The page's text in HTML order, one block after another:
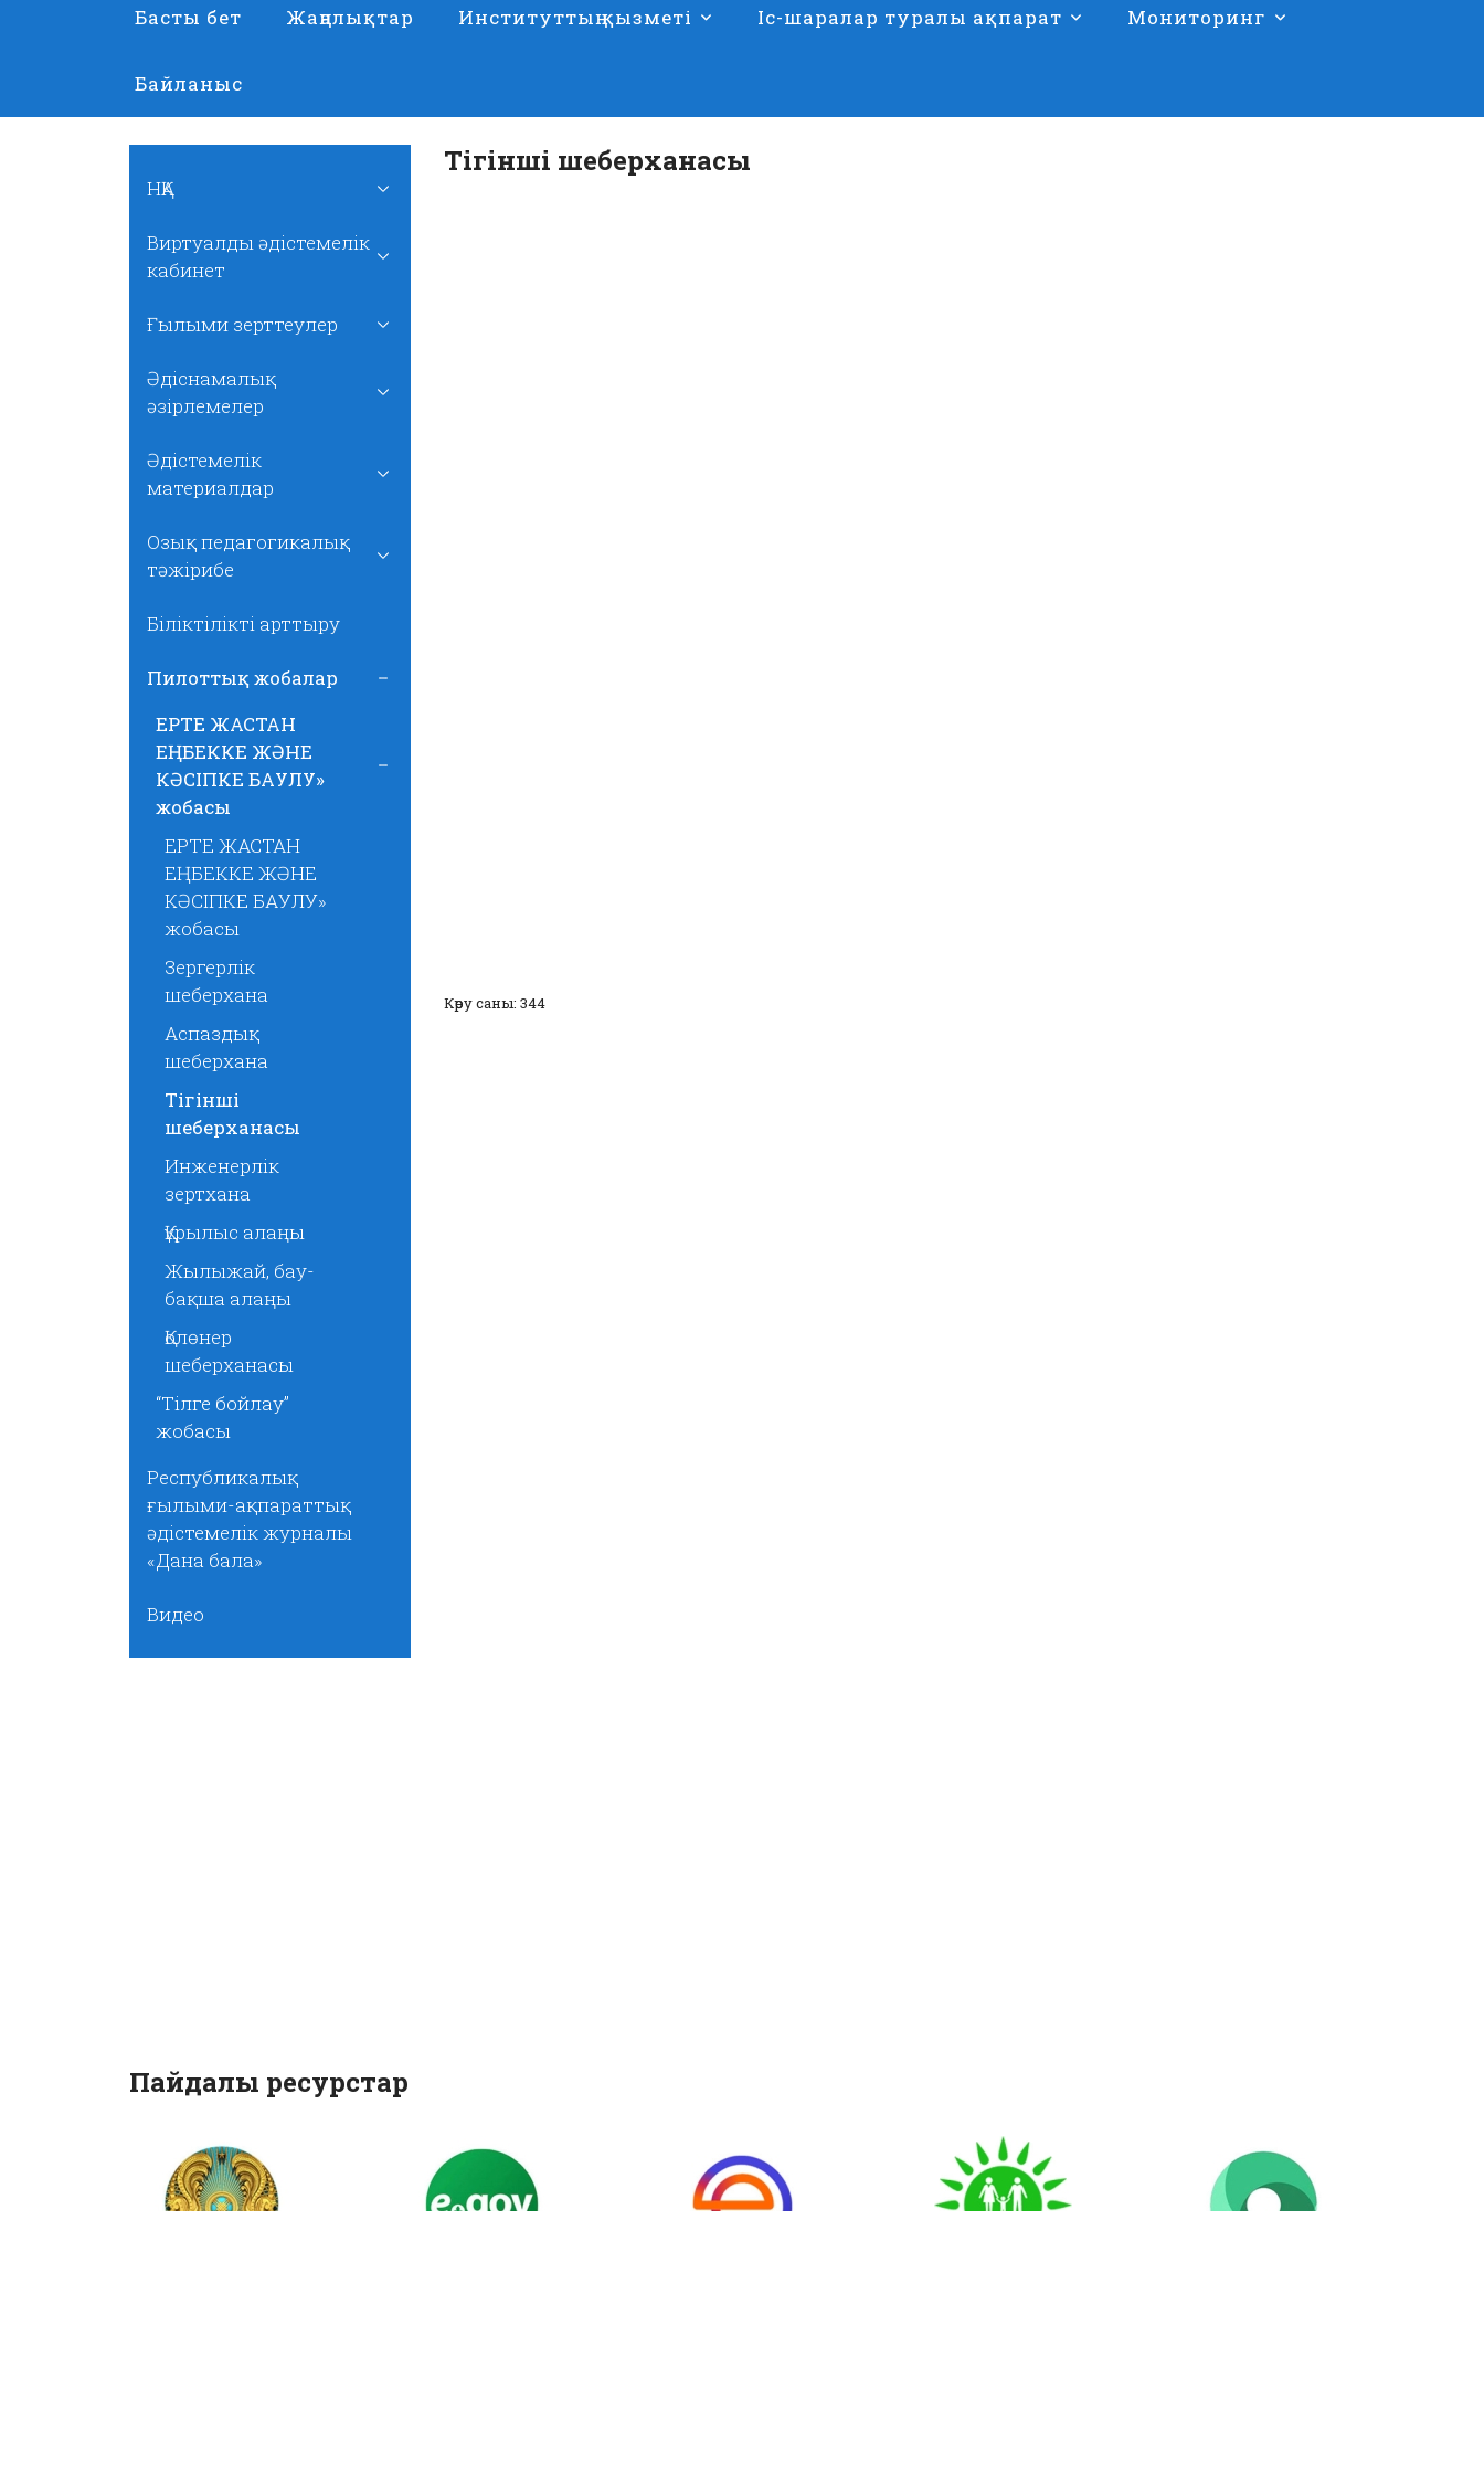
Басты бет Жаңалықтар Институттың қызметі Іс-шаралар туралы ақпарат Мониторинг
Байланыс
НҚА
Виртуалды әдістемелік
кабинет
Ғылыми зерттеулер
Әдіснамалық
әзірлемелер
Әдістемелік
материалдар
Озық педагогикалық
тәжірибе
Біліктілікті арттыру
Пилоттық жобалар
ЕРТЕ ЖАСТАН
ЕҢБЕККЕ ЖӘНЕ
КӘСІПКЕ БАУЛУ»
жобасы
ЕРТЕ ЖАСТАН
ЕҢБЕККЕ ЖӘНЕ
КӘСІПКЕ БАУЛУ»
жобасы
Зергерлік
шеберхана
Аспаздық
шеберхана
Тігінші
шеберханасы
Инженерлік
зертхана
Құрылыс алаңы
Жылыжай, бау-
бақша алаңы
Қолөнер
шеберханасы
“Тілге бойлау”
жобасы
Республикалық
ғылыми-ақпараттық
әдістемелік журналы
«Дана бала»
Видео
Тігінші шеберханасы
Көру саны: 344
Пайдалы ресурстар